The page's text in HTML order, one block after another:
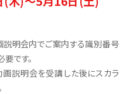
説明会内でご案内する識別番号
要です。
説明会を受講した後にスカラ